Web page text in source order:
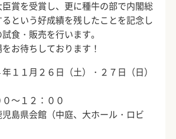
賞を受賞し、更に種牛の部で内閣総
という好成績を残したことを記念し
食・販売を行います。
お待ちしております！
１月２６日（土）・２７日（日）
２：００
島県会館（中庭、大ホール・ロビ